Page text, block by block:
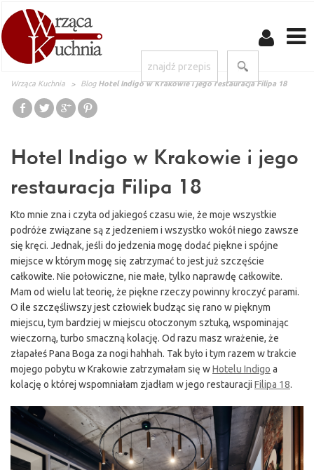
Wrząca Kuchnia Blog Hotel Indigo w Krakowie i jego restauracja Filipa 18
Hotel Indigo w Krakowie i jego
restauracja Filipa 18
Kto mnie zna i czyta od jakiegoś czasu wie, że moje wszystkie
podróże związane są z jedzeniem i wszystko wokół niego zawsze
się kręci. Jednak, jeśli do jedzenia mogę dodać piękne i spójne
miejsce w którym mogę się zatrzymać to jest już szczęście
całkowite. Nie połowiczne, nie małe, tylko naprawdę całkowite.
Mam od wielu lat teorię, że piękne rzeczy powinny kroczyć parami.
O ile szczęśliwszy jest człowiek budząc się rano w pięknym
miejscu, tym bardziej w miejscu otoczonym sztuką, wspominając
wieczorną, turbo smaczną kolację. Od razu masz wrażenie, że
złapałeś Pana Boga za nogi hahhah. Tak było i tym razem w trakcie
mojego pobytu w Krakowie zatrzymałam się wHotelu Indigo a
kolację o której wspomniałam zjadłam w jego restauracji Filipa 18.